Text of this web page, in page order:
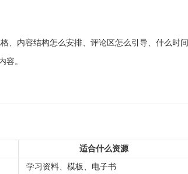
、内容结构怎么安排、评论区怎么引导、什么时间
容。
适合什么资源
学习资料、模板、电子书